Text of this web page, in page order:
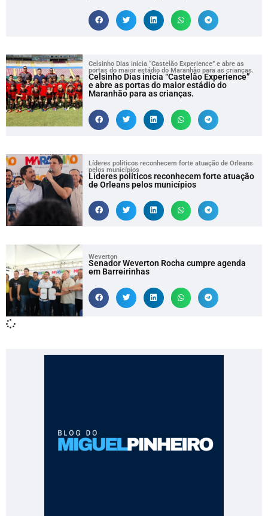
Celsinho Dias inicia “Castelão Experience” e abre as
portas do maior estádio do Maranhão para as crianças.
Celsinho Dias inicia “Castelão Experience”
e abre as portas do maior estádio do
Maranhão para as crianças.
Líderes políticos reconhecem forte atuação de Orleans
pelos municípios
Líderes políticos reconhecem forte atuação
de Orleans pelos municípios
Weverton
Senador Weverton Rocha cumpre agenda
em Barreirinhas